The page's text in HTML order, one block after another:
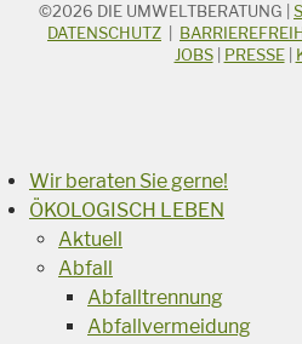
STICHWORTSUCHE
Suchbegriff
©2026 DIE UMWELTBERATUNG
DATENSCHUTZ
JOBS| PRESSE|
Wir beraten Sie gerne!
ÖKOLOGISCH LEBEN
Aktuell
Abfall
Abfalltrennung
Abfallvermeidung